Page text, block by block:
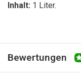
Inhalt: 1 Liter.
Bewertungen